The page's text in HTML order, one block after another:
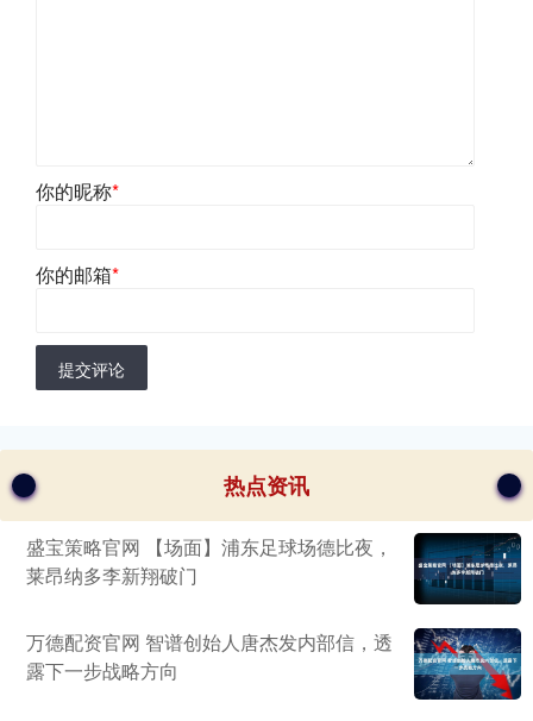
你的昵称*
你的邮箱*
提交评论
热点资讯
盛宝策略官网 【场面】浦东足球场德比夜，
莱昂纳多李新翔破门
万德配资官网 智谱创始人唐杰发内部信，透
露下一步战略方向